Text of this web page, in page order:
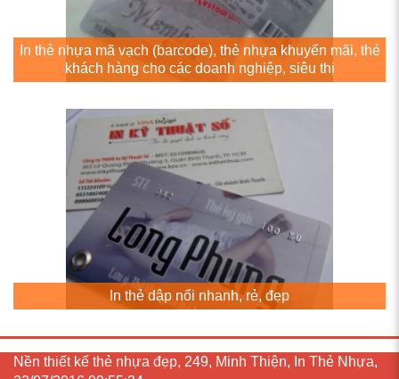
In thẻ nhựa mã vạch (barcode), thẻ nhựa khuyến mãi, thẻ
khách hàng cho các doanh nghiệp, siêu thị
In thẻ dập nổi nhanh, rẻ, đẹp
Nền thiết kế thẻ nhựa đẹp, 249, Minh Thiện, In Thẻ Nhựa,